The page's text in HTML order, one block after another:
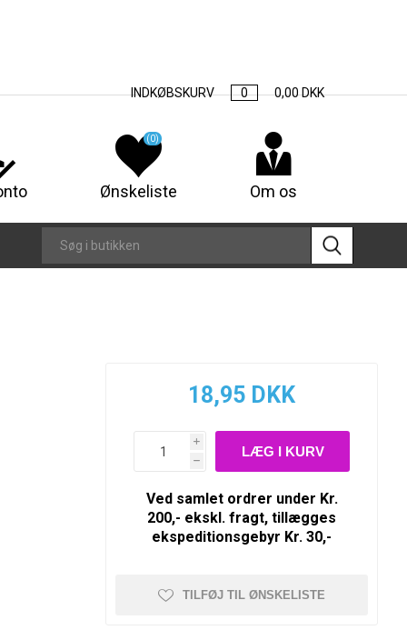
INDKØBSKURV 0 0,00 DKK
Ønskeliste
(0)
Om os
18,95 DKK
i
h
Ved samlet ordrer under Kr.
200,- ekskl. fragt, tillægges
ekspeditionsgebyr Kr. 30,-
TILFØJ TIL ØNSKELISTE